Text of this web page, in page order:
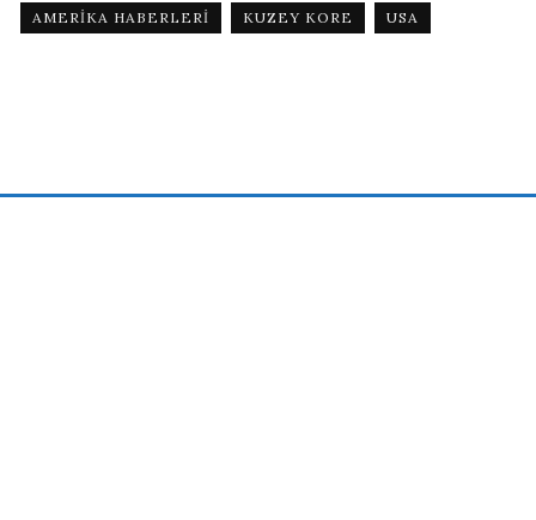
AMERIKA HABERLERI
KUZEY KORE USA